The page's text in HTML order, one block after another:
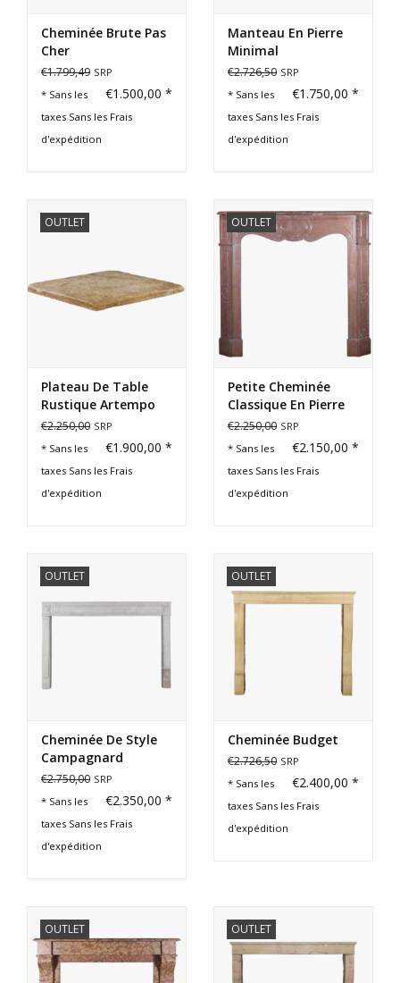
Cheminée Brute Pas
Cher
€1.799,49 SRP
€1.500,00 *
* Sans les
taxes Sans les Frais
d'expédition
Manteau En Pierre
Minimal
€2.726,50 SRP
€1.750,00 *
* Sans les
taxes Sans les Frais
d'expédition
OUTLET
Plateau De Table
Rustique Artempo
Surface
€2.250,00 SRP
€1.900,00 *
* Sans les
taxes Sans les Frais
d'expédition
OUTLET
Petite Cheminée
Classique En Pierre
De Marbre Français
€2.250,00 SRP
€2.150,00 *
* Sans les
taxes Sans les Frais
d'expédition
OUTLET
Cheminée De Style
Campagnard
Français
€2.750,00 SRP
€2.350,00 *
* Sans les
taxes Sans les Frais
d'expédition
OUTLET
Cheminée Budget
€2.726,50 SRP
€2.400,00 *
* Sans les
taxes Sans les Frais
d'expédition
OUTLET OUTLET